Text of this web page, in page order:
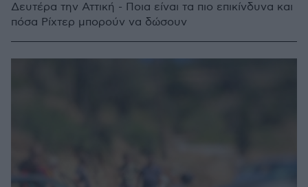
Δευτέρα την Αττική - Ποια είναι τα πιο επικίνδυνα και
πόσα Ρίχτερ μπορούν να δώσουν